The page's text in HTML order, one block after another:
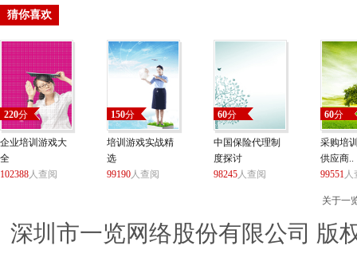
猜你喜欢
220分
企业培训游戏大
全
102388人查阅
150分
培训游戏实战精
选
99190人查阅
60分
中国保险代理制
度探讨
98245人查阅
60分
采购培
供应商..
99551人
关于一
深圳市一览网络股份有限公司 版